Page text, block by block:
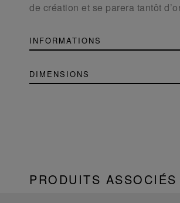
de création et se parera tantôt
INFORMATIONS
DIMENSIONS
PRODUITS ASSOCIÉS